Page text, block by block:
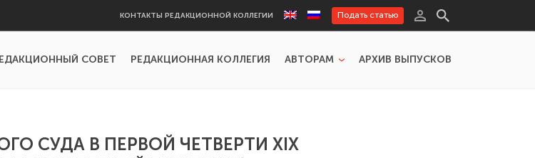
КОНТАКТЫ РЕДАКЦИОННОЙ КОЛЛЕГИИ Подать статью
СОВЕТ РЕДАКЦИОННАЯ КОЛЛЕГИЯ АВТОРАМ АРХИВ ВЫПУСКОВ
СУДА В ПЕРВОЙ ЧЕТВЕРТИ XIX